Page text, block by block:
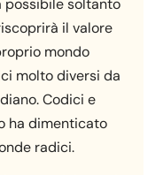
possibile soltanto
il valore
mondo
molto diversi da
Codici e
ha dimenticato
radici.